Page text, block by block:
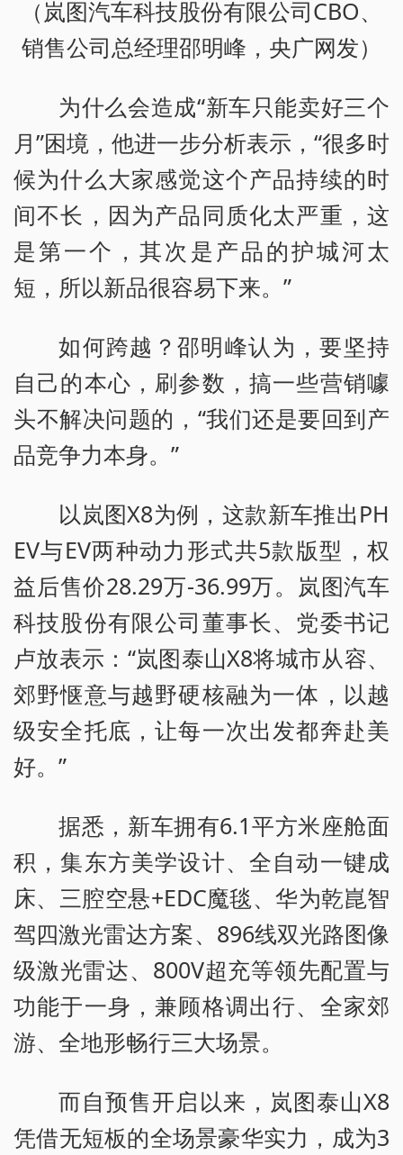
（岚图汽车科技股份有限公司CBO、
销售公司总经理邵明峰，央广网发）
为什么会造成“新车只能卖好三个
月”困境，他进一步分析表示，“很多时
候为什么大家感觉这个产品持续的时
间不长，因为产品同质化太严重，这
是第一个，其次是产品的护城河太
短，所以新品很容易下来。”
如何跨越？邵明峰认为，要坚持
自己的本心，刷参数，搞一些营销噱
头不解决问题的，“我们还是要回到产
品竞争力本身。”
以岚图X8为例，这款新车推出PH
EV与EV两种动力形式共5款版型，权
益后售价28.29万-36.99万。岚图汽车
科技股份有限公司董事长、党委书记
卢放表示：“岚图泰山X8将城市从容、
郊野惬意与越野硬核融为一体，以越
级安全托底，让每一次出发都奔赴美
好。”
据悉，新车拥有6.1平方米座舱面
积，集东方美学设计、全自动一键成
床、三腔空悬+EDC魔毯、华为乾崑智
驾四激光雷达方案、896线双光路图像
级激光雷达、800V超充等领先配置与
功能于一身，兼顾格调出行、全家郊
游、全地形畅行三大场景。
而自预售开启以来，岚图泰山X8
凭借无短板的全场景豪华实力，成为3